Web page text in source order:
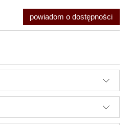
powiadom o dostępności